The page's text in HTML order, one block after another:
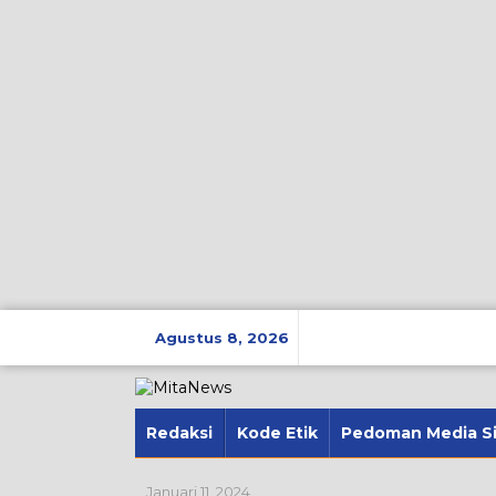
Agustus 8, 2026
Redaksi Kode Etik Pedoman Media
Januari 11, 2024